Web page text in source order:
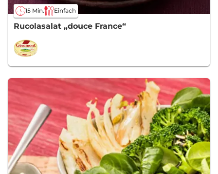
15 Min. Einfach
Rucolasalat „douce France“